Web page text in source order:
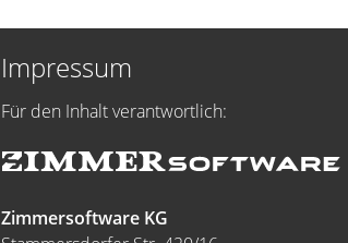
Impressum
Für den Inhalt verantwortlich:
Zimmersoftware KG